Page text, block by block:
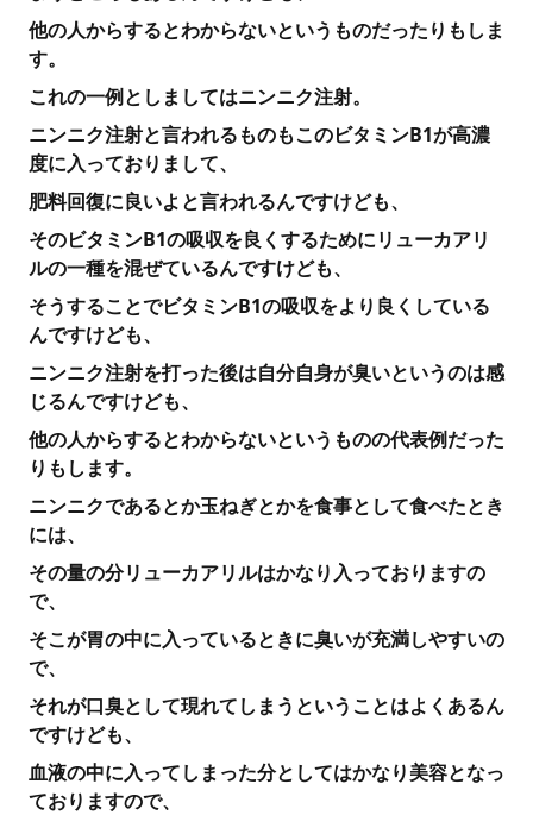
他の人からするとわからないというものだったりもしま
す。
これの一例としましてはニンニク注射。
ニンニク注射と言われるものもこのビタミンB1が高濃
度に入っておりまして、
肥料回復に良いよと言われるんですけども、
そのビタミンB1の吸収を良くするためにリューカアリ
ルの一種を混ぜているんですけども、
そうすることでビタミンB1の吸収をより良くしている
んですけども、
ニンニク注射を打った後は自分自身が臭いというのは感
じるんですけども、
他の人からするとわからないというものの代表例だった
りもします。
ニンニクであるとか玉ねぎとかを食事として食べたとき
には、
その量の分リューカアリルはかなり入っておりますの
で、
そこが胃の中に入っているときに臭いが充満しやすいの
で、
それが口臭として現れてしまうということはよくあるん
ですけども、
血液の中に入ってしまった分としてはかなり美容となっ
ておりますので、